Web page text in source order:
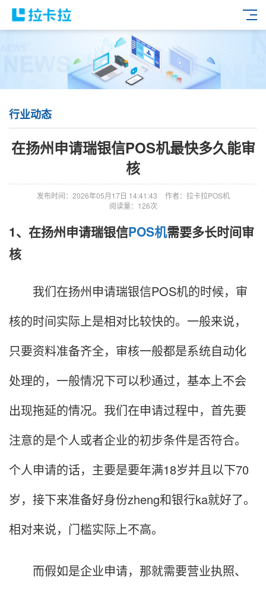
行业动态
在扬州申请瑞银信POS机最快多久能审
核
发布时间：2026年05月17日 14:41:43
作者：拉卡拉POS机
阅读量：126次
1、在扬州申请瑞银信POS机需要多长时间审
核
我们在扬州申请瑞银信POS机的时候，审
核的时间实际上是相对比较快的。一般来说，
只要资料准备齐全，审核一般都是系统自动化
处理的，一般情况下可以秒通过，基本上不会
出现拖延的情况。我们在申请过程中，首先要
注意的是个人或者企业的初步条件是否符合。
个人申请的话，主要是要年满18岁并且以下70
岁，接下来准备好身份zheng和银行ka就好了。
相对来说，门槛实际上不高。
而假如是企业申请，那就需要营业执照、